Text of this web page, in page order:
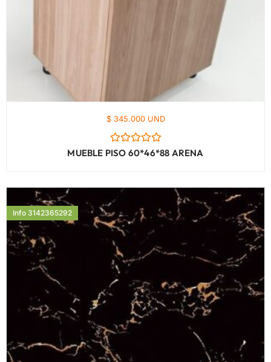
$ 345.000 UND
Valorado
5
MUEBLE PISO 60*46*88 ARENA
Info 3142365292